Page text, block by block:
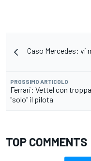
Caso Mercedes: vi
PROSSIMO ARTICOLO
Ferrari: Vettel con
"solo" il pilota
TOP COMMENTS